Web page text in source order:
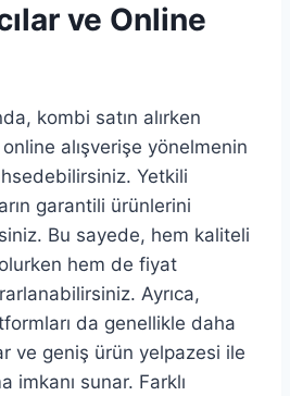
ve Online
kombi satın alırken
alışverişe yönelmenin
Yetkili
garantili ürünlerini
Bu sayede, hem kaliteli
hem de fiyat
Ayrıca,
da genellikle daha
ve geniş ürün yelpazesi ile
imkanı sunar. Farklı